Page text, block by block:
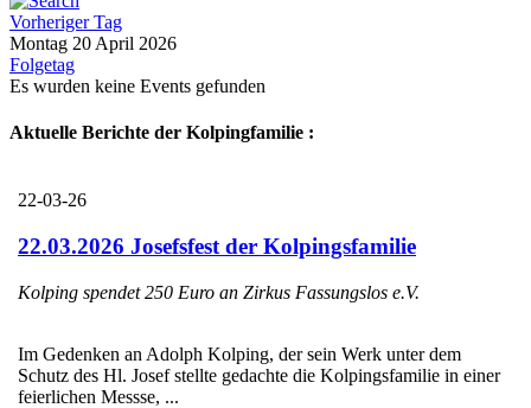
Vorheriger Tag
Montag 20 April 2026
Folgetag
Es wurden keine Events gefunden
Aktuelle Berichte der Kolpingfamilie :
22-03-26
22.03.2026 Josefsfest der Kolpingsfamilie
Kolping spendet 250 Euro an Zirkus Fassungslos e.V.
Im Gedenken an Adolph Kolping, der sein Werk unter dem
Schutz des Hl. Josef stellte gedachte die Kolpingsfamilie in einer
feierlichen Messse, ...